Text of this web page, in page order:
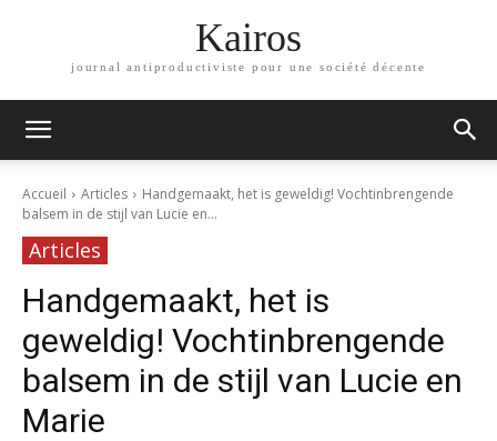
Kairos
journal antiproductiviste pour une société décente
Accueil Articles
Handgemaakt, het is geweldig! Vochtinbrengende
balsem in de stijl van Lucie en...
Articles
Handgemaakt, het is
geweldig! Vochtinbrengende
balsem in de stijl van Lucie en
Marie